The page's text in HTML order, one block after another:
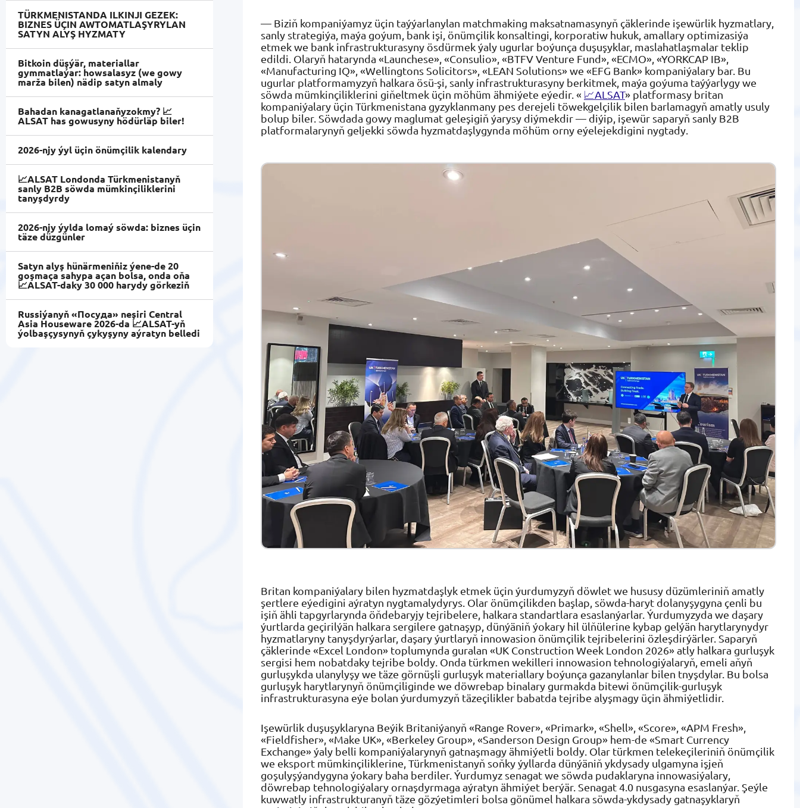
TÜRKMENISTANDA ILKINJI GEZEK:
BIZNES ÜÇIN AWTOMATLAŞYRYLAN
SATYN ALYŞ HYZMATY
Bitkoin düşýär, materiallar
gymmatlaýar: howsalasyz (we gowy
marža bilen) nädip satyn almaly
Bahadan kanagatlanaňyzokmy? 📈
ALSAT has gowusyny hödürläp biler!
2026-njy ýyl üçin önümçilik kalendary
📈ALSAT Londonda Türkmenistanyň
sanly B2B söwda mümkinçiliklerini
tanyşdyrdy
2026-njy ýylda lomaý söwda: biznes üçin
täze düzgünler
Satyn alyş hünärmeniňiz ýene-de 20
goşmaça sahypa açan bolsa, onda oňa
📈ALSAT-daky 30 000 harydy görkeziň
Russiýanyň «Посуда» neşiri Central
Asia Houseware 2026-da 📈ALSAT-yň
ýolbaşçysynyň çykyşyny aýratyn belledi
— Biziň kompaniýamyz üçin taýýarlanylan matchmaking maksatnamasynyň çäklerinde işewürlik hyzmatlary,
sanly strategiýa, maýa goýum, bank işi, önümçilik konsaltingi, korporatiw hukuk, amallary optimizasiýa
etmek we bank infrastrukturasyny ösdürmek ýaly ugurlar boýunça duşuşyklar, maslahatlaşmalar teklip
edildi. Olaryň hatarynda «Launchese», «Consulio», «BTFV Venture Fund», «ECMO», «YORKCAP IB»,
«Manufacturing IQ», «Wellingtons Solicitors», «LEAN Solutions» we «EFG Bank» kompaniýalary bar. Bu
ugurlar platformamyzyň halkara ösü-şi, sanly infrastrukturasyny berkitmek, maýa goýuma taýýarlygy we
söwda mümkinçiliklerini giňeltmek üçin möhüm ähmiýete eýedir. « 📈ALSAT» platformasy britan
kompaniýalary üçin Türkmenistana gyzyklanmany pes derejeli töwekgelçilik bilen barlamagyň amatly usuly
bolup biler. Söwdada gowy maglumat geleşigiň ýarysy diýmekdir — diýip, işewür saparyň sanly B2B
platformalarynyň geljekki söwda hyzmatdaşlygynda möhüm orny eýelejekdigini nygtady.
Britan kompaniýalary bilen hyzmatdaşlyk etmek üçin ýurdumyzyň döwlet we hususy düzümleriniň amatly
şertlere eýedigini aýratyn nygtamalydyrys. Olar önümçilikden başlap, söwda-haryt dolanyşygyna çenli bu
işiň ähli tapgyrlarynda öňdebaryjy tejribelere, halkara standartlara esaslanýarlar. Ýurdumyzyda we daşary
ýurtlarda geçirilýän halkara sergilere gatnaşyp, dünýäniň ýokary hil ülňülerine kybap gelýän harytlarynydyr
hyzmatlaryny tanyşdyrýarlar, daşary ýurtlaryň innowasion önümçilik tejribelerini özleşdirýärler. Saparyň
çäklerinde «Excel London» toplumynda guralan «UK Construction Week London 2026» atly halkara gurluşyk
sergisi hem nobatdaky tejribe boldy. Onda türkmen wekilleri innowasion tehnologiýalaryň, emeli aňyň
gurluşykda ulanylyşy we täze görnüşli gurluşyk materiallary boýunça gazanylanlar bilen tnyşdylar. Bu bolsa
gurluşyk harytlarynyň önümçiliginde we döwrebap binalary gurmakda bitewi önümçilik-gurluşyk
infrastrukturasyna eýe bolan ýurdumyzyň täzeçilikler babatda tejribe alyşmagy üçin ähmiýetlidir.
Işewürlik duşuşyklaryna Beýik Britaniýanyň «Range Rover», «Primark», «Shell», «Score», «APM Fresh»,
«Fieldfisher», «Make UK», «Berkeley Group», «Sanderson Design Group» hem-de «Smart Currency
Exchange» ýaly belli kompaniýalarynyň gatnaşmagy ähmiýetli boldy. Olar türkmen telekeçileriniň önümçilik
we eksport mümkinçiliklerine, Türkmenistanyň soňky ýyllarda dünýäniň ykdysady ulgamyna işjeň
goşulyşýandygyna ýokary baha berdiler. Ýurdumyz senagat we söwda pudaklaryna innowasiýalary,
döwrebap tehnologiýalary ornaşdyrmaga aýratyn ähmiýet berýär. Senagat 4.0 nusgasyna esaslanýar. Şeýle
kuwwatly infrastrukturanyň täze gözýetimleri bolsa gönümel halkara söwda-ykdysady gatnaşyklaryň